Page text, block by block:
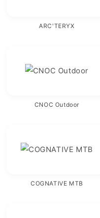
ARC'TERYX
CNOC Outdoor
COGNATIVE MTB